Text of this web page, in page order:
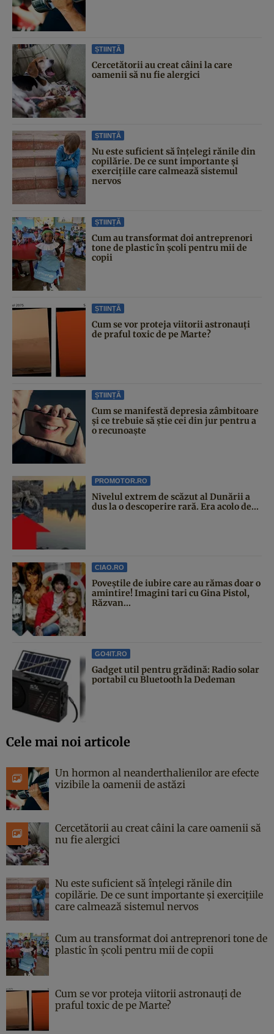
ȘTIINȚĂ
Cercetătorii au creat câini la care
oamenii să nu fie alergici
ȘTIINȚĂ
Nu este suficient să înțelegi rănile din
copilărie. De ce sunt importante și
exercițiile care calmează sistemul
nervos
ȘTIINȚĂ
Cum au transformat doi antreprenori
tone de plastic în școli pentru mii de
copii
ȘTIINȚĂ
Cum se vor proteja viitorii astronauți
de praful toxic de pe Marte?
ȘTIINȚĂ
Cum se manifestă depresia zâmbitoare
și ce trebuie să știe cei din jur pentru a
o recunoaște
PROMOTOR.RO
Nivelul extrem de scăzut al Dunării a
dus la o descoperire rară. Era acolo de...
CIAO.RO
Poveştile de iubire care au rămas doar o
amintire! Imagini tari cu Gina Pistol,
Răzvan...
GO4IT.RO
Gadget util pentru grădină: Radio solar
portabil cu Bluetooth la Dedeman
Cele mai noi articole
Un hormon al neanderthalienilor are efecte
vizibile la oamenii de astăzi
Cercetătorii au creat câini la care oamenii să
nu fie alergici
Nu este suficient să înțelegi rănile din
copilărie. De ce sunt importante și exercițiile
care calmează sistemul nervos
Cum au transformat doi antreprenori tone de
plastic în școli pentru mii de copii
Cum se vor proteja viitorii astronauți de
praful toxic de pe Marte?